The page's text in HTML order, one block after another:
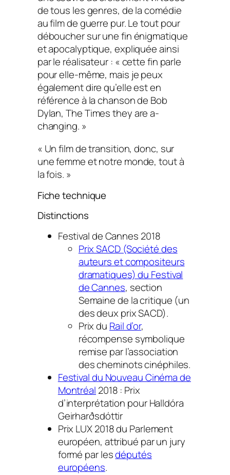
de tous les genres, de la comédie
au film de guerre pur. Le tout pour
déboucher sur une fin énigmatique
et apocalyptique, expliquée ainsi
par le réalisateur : « cette fin parle
pour elle-même, mais je peux
également dire qu’elle est en
référence à la chanson de Bob
Dylan,The Times they are a-
changing. »
« Un film de transition, donc, sur
une femme et notre monde, tout à
la fois. »
Fiche technique
Distinctions
Festival de Cannes 2018
Prix SACD (Société des
auteurs et compositeurs
dramatiques) du Festival
de Cannes, section
Semaine de la critique (un
des deux prix SACD).
Prix du Rail d’or,
récompense symbolique
remise par l’association
des cheminots cinéphiles.
Festival du Nouveau Cinéma de
Montréal 2018 : Prix
d’interprétation pour Halldóra
Geirharðsdóttir
Prix LUX 2018 du Parlement
européen, attribué par un jury
formé par lesdéputés
européens.